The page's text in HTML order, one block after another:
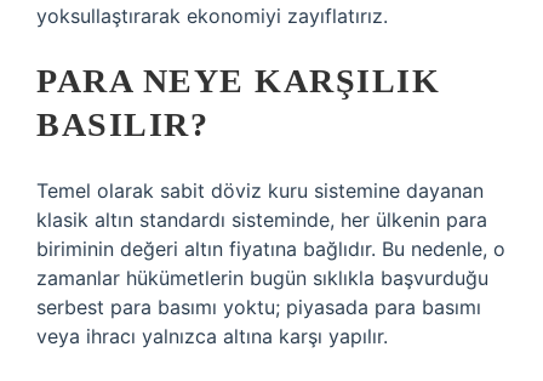
yoksullaştırarak ekonomiyi zayıflatırız.
PARA NEYE KARŞILIK
BASILIR?
Temel olarak sabit döviz kuru sistemine dayanan
klasik altın standardı sisteminde, her ülkenin para
biriminin değeri altın fiyatına bağlıdır. Bu nedenle, o
zamanlar hükümetlerin bugün sıklıkla başvurduğu
serbest para basımı yoktu; piyasada para basımı
veya ihracı yalnızca altına karşı yapılır.